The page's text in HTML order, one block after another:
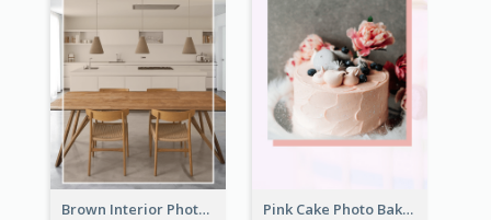
Brown Interior Photo Hiring Instagram Story Pink Cake Photo Bakery Instagram Story